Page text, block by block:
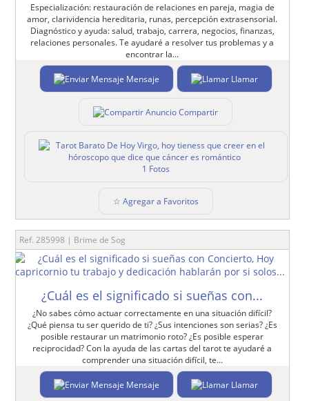
Especialización: restauración de relaciones en pareja, magia de
amor, clarividencia hereditaria, runas, percepción extrasensorial.
Diagnóstico y ayuda: salud, trabajo, carrera, negocios, finanzas,
relaciones personales. Te ayudaré a resolver tus problemas y a
encontrar la...
Mensaje Llamar
Compartir
1 Fotos
☆ Agregar a Favoritos
Ref. 285998 | Brime de Sog
¿Cuál es el significado si sueñas con...
¿No sabes cómo actuar correctamente en una situación difícil?
¿Qué piensa tu ser querido de ti? ¿Sus intenciones son serias? ¿Es
posible restaurar un matrimonio roto? ¿Es posible esperar
reciprocidad? Con la ayuda de las cartas del tarot te ayudaré a
comprender una situación difícil, te...
Mensaje Llamar